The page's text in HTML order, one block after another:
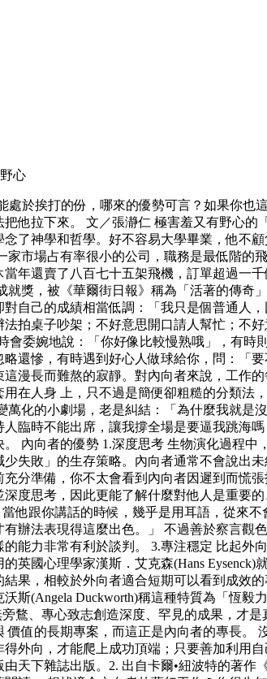
心
於挨打的份，哪來的優勢可言？如果你也
他拉下來。 文／張瀞仁 極害羞又有野心的
了神學和哲學。好不容易大學畢業，他不
市場占有率很小的公司，職務是最低階的
年還賣了八百七十五架飛機，訂單超過一
獎，被《華爾街日報》稱為「活著的傳奇
自己的成績相當低調：「我只是個普通人
拍桌子吵架；不好意思開口請人幫忙；不
委婉地說：「你好像比較慢熟哦」，有時
還慘，有時遇到好心人做球給你，問：「
漫長而難熬的寂靜。對內向者來說，工作
在人身 上，只不過是簡便卻粗糙的分類
化的小劇場，老是糾結：「為什麼我就是
臨時不能出席，讓我撐全場是要逼我跳海
內向者的優勢 1.深度思考 生物演化過程
失敗」的生存策略。內向者通常不會說出
分準備，你不太會看到內向者因遲到而慌
度思考，因此更能了解什麼對他人是重要
他跟你講話的時候，幾乎是用耳語，從來
辦法表現得這麼出色。」 不過善於察言觀
能力非常有利於談判。 3.專注穩定 比起外
英國心理學家漢斯．艾克森(Hans
果，相較於外向者適合短期可以看到成效
(Angela Duckworth)稱這種特質為「恆毅
鶩、專心致志創造深度、罕見的成果，才
值的長期專案，而這正是內向者的專長。
外向，才能爬上成功頂端；只要善加利用
天下雜誌出版。2. 出自卡爾•紐波特的著作